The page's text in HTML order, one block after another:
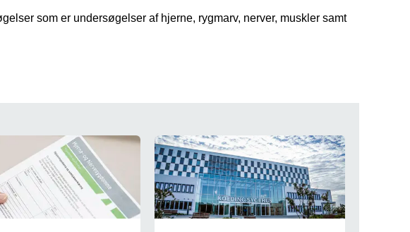
som er undersøgelser af hjerne, rygmarv, nerver, muskler samt